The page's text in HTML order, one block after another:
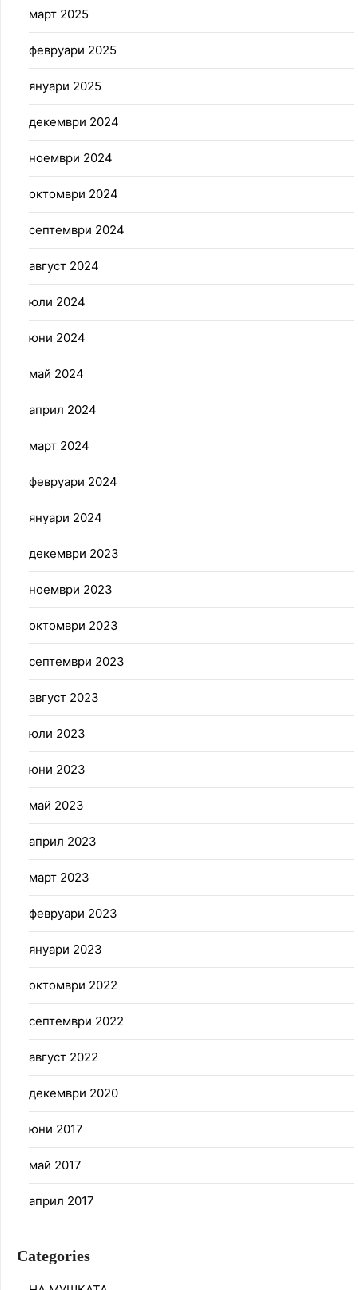
март 2025
февруари 2025
януари 2025
декември 2024
ноември 2024
октомври 2024
септември 2024
август 2024
юли 2024
юни 2024
май 2024
април 2024
март 2024
февруари 2024
януари 2024
декември 2023
ноември 2023
октомври 2023
септември 2023
август 2023
юли 2023
юни 2023
май 2023
април 2023
март 2023
февруари 2023
януари 2023
октомври 2022
септември 2022
август 2022
декември 2020
юни 2017
май 2017
април 2017
Categories